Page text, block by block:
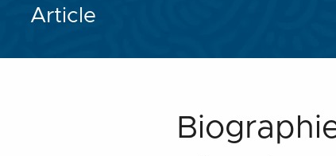
Article